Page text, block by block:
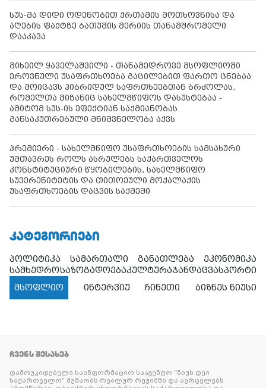
სუს-მა დიდი ოდენობით ქრთამის მოთხოვნისა და
აღების ფაქტზე ბათუმის მერიის თანამშრომელი
დააკავა
მიხეილ ყაველაშვილი - თანამედროვე მსოფლიოში
ეროვნული უსაფრთხოება გაცილებით ფართო ცნებაა
და მოიცავს ჰიბრიდულ საფრთხეებთან ბრძოლას,
რომელთა მიზანიც სახელმწიფოს დასუსტებაა -
ამიტომ სუს-ის ეფექტიან საქმიანობას
განსაკუთრებული მნიშვნელობა აქვს
პრემიერი - სახელმწიფო უსაფრთხოების სამსახური
უმთავრეს როლს ასრულებს საქართველოს
კონსტიტუციური წყობილების, სახელმწიფო
სუვერენიტეტის და თითოეული მოქალაქის
უსაფრთხოების დაცვის საქმეში
ᲙᲐᲢᲔᲒᲝᲠᲘᲔᲑᲘ
პოლიტიკა სამართალი განათლება
ეკონომიკა
სამხედროსაზოგადოებაკულტურაჯანდაცვასპორტი
მსოფლიო
ინტერვიუ ჩინეთი ბიზნეს ნიუსი
ᲩᲕᲔᲜᲡ ᲨᲔᲡᲐᲮᲔᲑ
დამოუკიდებელი საინფორმაციო სააგენტო “ნიუს დეი
საქართველო” მუშაობს რეალურ რეჟიმში და ავრცელებს